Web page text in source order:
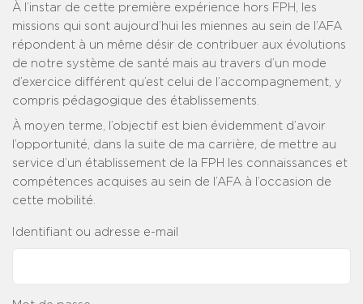
À l’instar de cette première expérience hors FPH, les
missions qui sont aujourd’hui les miennes au sein de l’AFA
répondent à un même désir de contribuer aux évolutions
de notre système de santé mais au travers d’un mode
d’exercice différent qu’est celui de l’accompagnement, y
compris pédagogique des établissements.
À moyen terme, l’objectif est bien évidemment d’avoir
l’opportunité, dans la suite de ma carrière, de mettre au
service d’un établissement de la FPH les connaissances et
compétences acquises au sein de l’AFA à l’occasion de
cette mobilité.
Identifiant ou adresse e-mail